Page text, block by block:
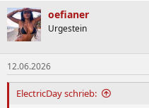
k
t
i
o
n
e
n
:
oefianer
Urgestein
12.06.2026
ElectricDay schrieb: